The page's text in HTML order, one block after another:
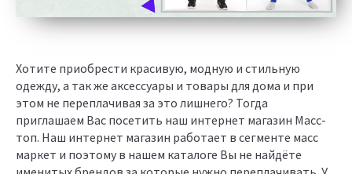
Хотите приобрести красивую, модную и стильную
одежду, а так же аксессуары и товары для дома и при
этом не переплачивая за это лишнего? Тогда
приглашаем Вас посетить наш интернет магазин Масс-
топ. Наш интернет магазин работает в сегменте масс
маркет и поэтому в нашем каталоге Вы не найдёте